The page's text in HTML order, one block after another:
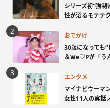
シリーズ初“強
性が沼るモテテ
おでかけ
30歳になっても
＆We♡Pが「う
エンタメ
マイナビウーマ
女性11人の実話